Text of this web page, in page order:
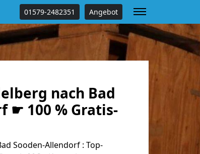
01579-2482351 Angebot
nach Bad
☛ 100 % Gratis-
Sooden-Allendorf : Top-